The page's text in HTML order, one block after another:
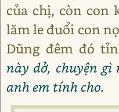
của chị, còn con
lăm le đuổi con
Dũng đêm đó
này dở, chuyện
anh em tính cho.